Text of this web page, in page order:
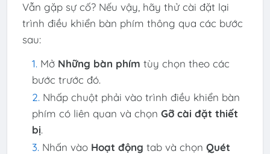
Vẫn gặp sự cố? Nếu vậy, hãy thử cài đặt lại
trình điều khiển bàn phím thông qua các bước
sau:
Mở Những bàn phím tùy chọn theo các
bước trước đó.
Nhấp chuột phải vào trình điều khiển bàn
phím có liên quan và chọn Gỡ cài đặt thiết
bị.
Nhấn vào Hoạt động tab và chọn Quét